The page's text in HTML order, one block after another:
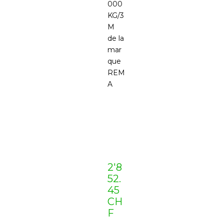
000
KG/3
M
de la
mar
que
REM
A
2'8
52.
45
CH
F